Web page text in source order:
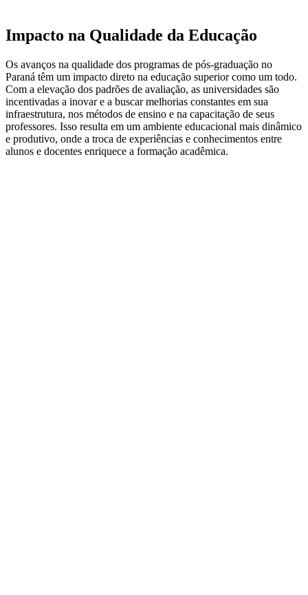
Impacto na Qualidade da Educação
Os avanços na qualidade dos programas de pós-graduação no
Paraná têm um impacto direto na educação superior como um todo.
Com a elevação dos padrões de avaliação, as universidades são
incentivadas a inovar e a buscar melhorias constantes em sua
infraestrutura, nos métodos de ensino e na capacitação de seus
professores. Isso resulta em um ambiente educacional mais dinâmico
e produtivo, onde a troca de experiências e conhecimentos entre
alunos e docentes enriquece a formação acadêmica.